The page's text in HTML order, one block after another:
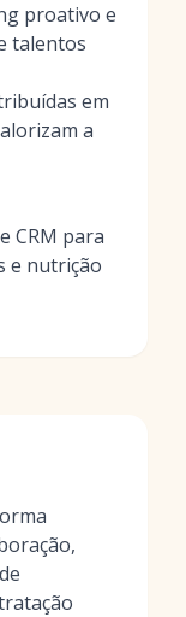
proativo e
talentos
em
a
CRM para
e nutrição